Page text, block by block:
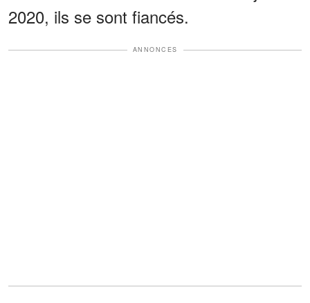
2020, ils se sont fiancés.
ANNONCES